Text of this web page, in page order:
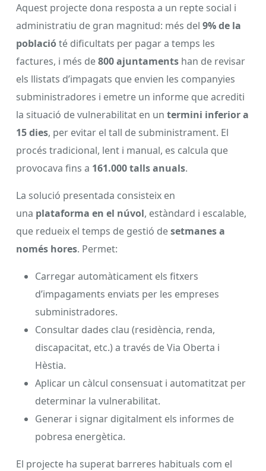
Aquest projecte dona resposta a un repte social i
administratiu de gran magnitud: més del 9% de la
poblacióté dificultats per pagar a temps les
factures, i més de800 ajuntaments han de revisar
els llistats d’impagats que envien les companyies
subministradores i emetre un informe que acrediti
la situació de vulnerabilitat en un termini inferior a
15 dies, per evitar el tall de subministrament. El
procés tradicional, lent i manual, es calcula que
provocava fins a 161.000 talls anuals.
La solució presentada consisteix en
una plataforma en el núvol, estàndard i escalable,
que redueix el temps de gestió desetmanes a
només hores. Permet:
Carregar automàticament els fitxers
d’impagaments enviats per les empreses
subministradores.
Consultar dades clau (residència, renda,
discapacitat, etc.) a través de Via Oberta i
Hèstia.
Aplicar un càlcul consensuat i automatitzat per
determinar la vulnerabilitat.
Generar i signar digitalment els informes de
pobresa energètica.
El projecte ha superat barreres habituals com el